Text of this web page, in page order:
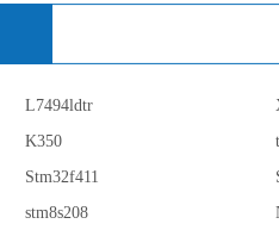
L7494ldtr
K350
Stm32f411
stm8s208